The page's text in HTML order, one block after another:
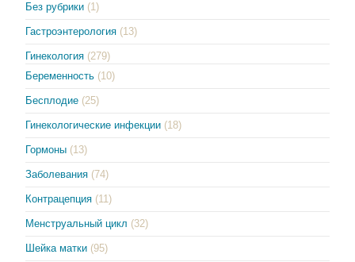
Без рубрики (1)
Гастроэнтерология (13)
Гинекология (279)
Беременность (10)
Бесплодие (25)
Гинекологические инфекции (18)
Гормоны (13)
Заболевания (74)
Контрацепция (11)
Менструальный цикл (32)
Шейка матки (95)